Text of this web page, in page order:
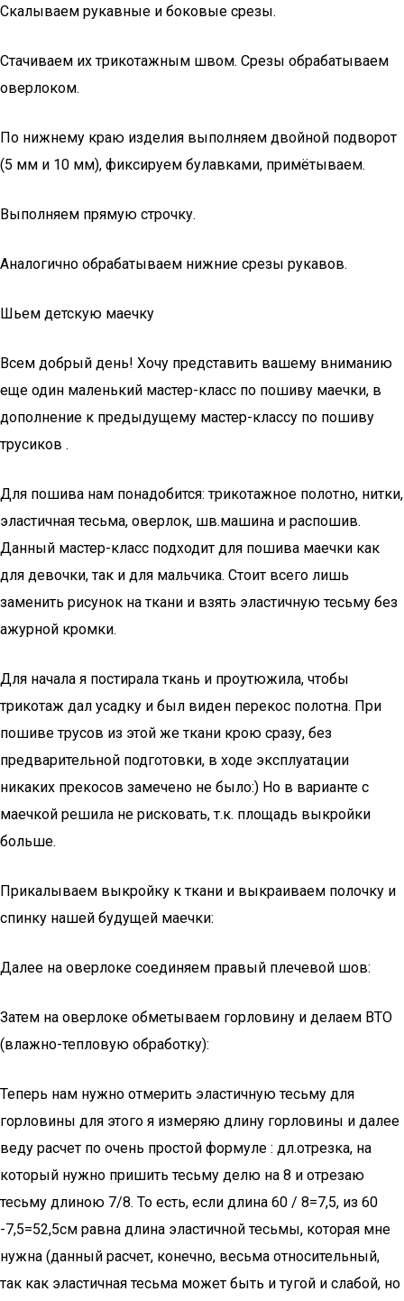
Скалываем рукавные и боковые срезы.
Стачиваем их трикотажным швом. Срезы обрабатываем
оверлоком.
По нижнему краю изделия выполняем двойной подворот
(5 мм и 10 мм), фиксируем булавками, примётываем.
Выполняем прямую строчку.
Аналогично обрабатываем нижние срезы рукавов.
Шьем детскую маечку
Всем добрый день! Хочу представить вашему вниманию
еще один маленький мастер-класс по пошиву маечки, в
дополнение к предыдущему мастер-классу по пошиву
трусиков .
Для пошива нам понадобится: трикотажное полотно, нитки,
эластичная тесьма, оверлок, шв.машина и распошив.
Данный мастер-класс подходит для пошива маечки как
для девочки, так и для мальчика. Стоит всего лишь
заменить рисунок на ткани и взять эластичную тесьму без
ажурной кромки.
Для начала я постирала ткань и проутюжила, чтобы
трикотаж дал усадку и был виден перекос полотна. При
пошиве трусов из этой же ткани крою сразу, без
предварительной подготовки, в ходе эксплуатации
никаких прекосов замечено не было:) Но в варианте с
маечкой решила не рисковать, т.к. площадь выкройки
больше.
Прикалываем выкройку к ткани и выкраиваем полочку и
спинку нашей будущей маечки:
Далее на оверлоке соединяем правый плечевой шов:
Затем на оверлоке обметываем горловину и делаем ВТО
(влажно-тепловую обработку):
Теперь нам нужно отмерить эластичную тесьму для
горловины для этого я измеряю длину горловины и далее
веду расчет по очень простой формуле : дл.отрезка, на
который нужно пришить тесьму делю на 8 и отрезаю
тесьму длиною 7/8. То есть, если длина 60 / 8=7,5, из 60
-7,5=52,5см равна длина эластичной тесьмы, которая мне
нужна (данный расчет, конечно, весьма относительный,
так как эластичная тесьма может быть и тугой и слабой, но